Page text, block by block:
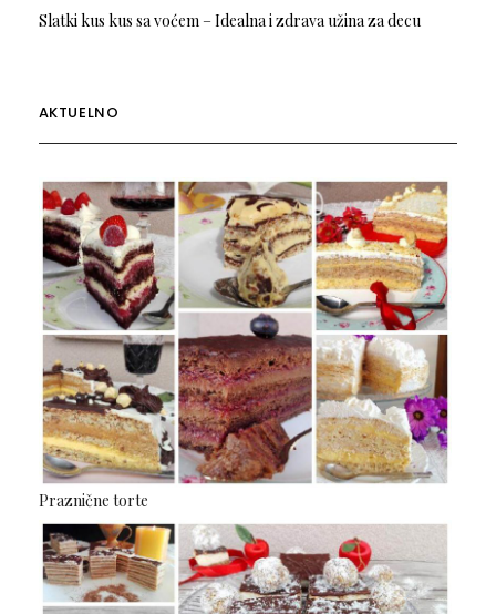
Slatki kus kus sa voćem – Idealna i zdrava užina za decu
AKTUELNO
Praznične torte